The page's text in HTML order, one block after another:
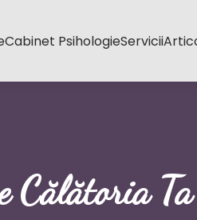
Cabinet PsihologieServicii
Călătoria